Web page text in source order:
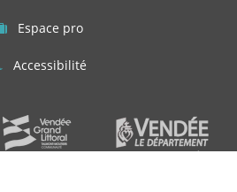
Espace pro
Accessibilité